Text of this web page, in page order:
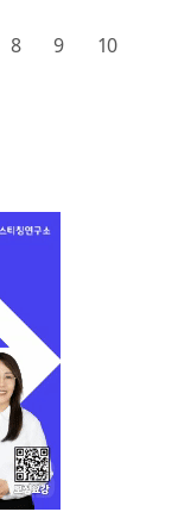
8 9 10
은 같은데 왜 열